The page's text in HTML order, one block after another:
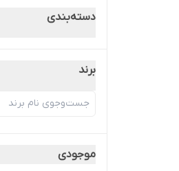
دسته‌بندی
برند
موجودی